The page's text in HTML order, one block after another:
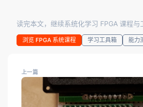
读完本文，继续系统化学习 FPGA 课程与
浏览 FPGA 系统课程 学习工具箱 能力
上一篇